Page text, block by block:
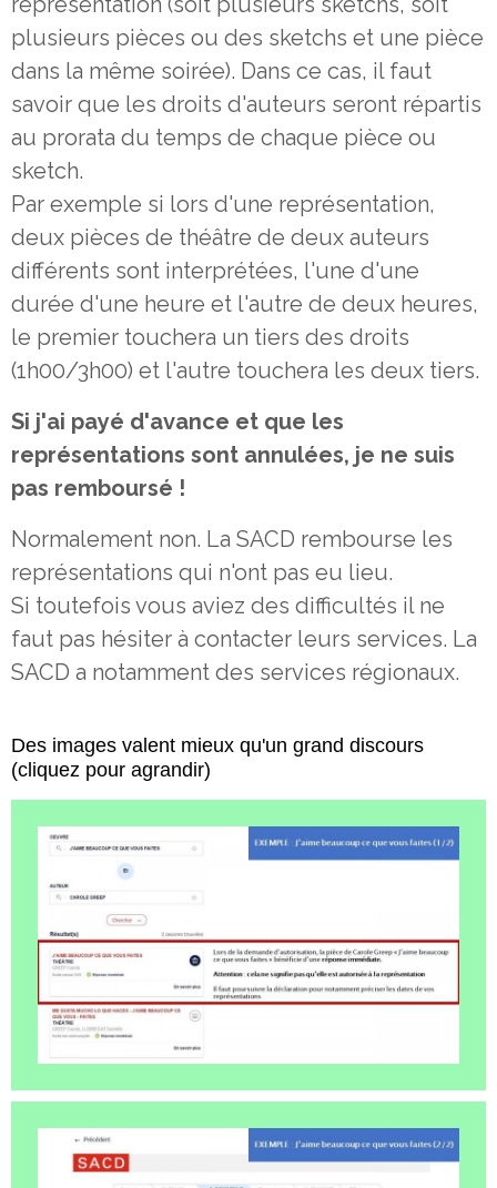
plusieurs pièces ou des sketchs et une pièce
dans la même soirée). Dans ce cas, il faut
savoir que les droits d'auteurs seront répartis
au prorata du temps de chaque pièce ou
sketch.
Par exemple si lors d'une représentation,
deux pièces de théâtre de deux auteurs
différents sont interprétées, l'une d'une
durée d'une heure et l'autre de deux heures,
le premier touchera un tiers des droits
(1h00/3h00) et l'autre touchera les deux tiers.
Si j'ai payé d'avance et que les
représentations sont annulées, je ne suis
pas remboursé !
Normalement non. La SACD rembourse les
représentations qui n'ont pas eu lieu.
Si toutefois vous aviez des difficultés il ne
faut pas hésiter à contacter leurs services. La
SACD a notamment des services régionaux.
Des images valent mieux qu'un grand discours
(cliquez pour agrandir)